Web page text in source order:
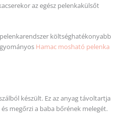
az egész pelenkakülsőt
költséghatékonyabb
Hamac mosható pelenka
készült. Ez az anyag távoltartja
megőrzi a baba bőrének melegét.